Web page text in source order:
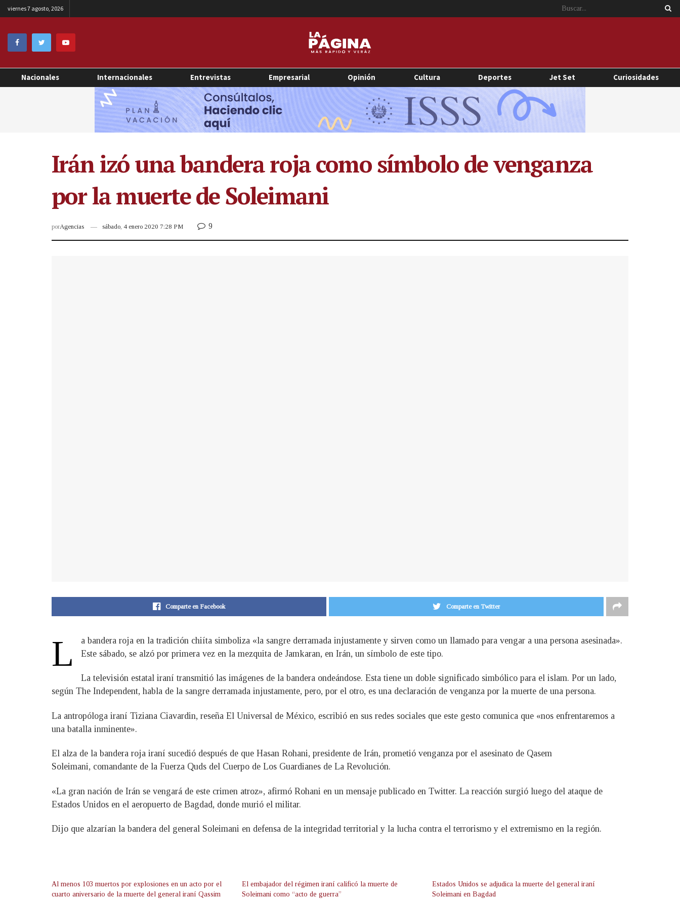
viernes 7 agosto, 2026
Nacionales Internacionales Entrevistas Empresarial Opinión Cultura Deportes Jet Set Curiosidades
Irán izó una bandera roja como símbolo de venganza
por la muerte de Soleimani
porAgencias sábado, 4 enero 2020 7:28 PM 9
Comparte en Facebook Comparte en Twitter
L
a bandera roja en la tradición chiíta simboliza «la sangre derramada injustamente y sirven como un llamado para vengar a una persona asesinada».
Este sábado, se alzó por primera vez en la mezquita de Jamkaran, en Irán, un símbolo de este tipo.
La televisión estatal iraní transmitió las imágenes de la bandera ondeándose. Esta tiene un doble significado simbólico para el islam. Por un lado,
según The Independent, habla de la sangre derramada injustamente, pero, por el otro, es una declaración de venganza por la muerte de una persona.
La antropóloga iraní Tiziana Ciavardin, reseña El Universal de México, escribió en sus redes sociales que este gesto comunica que «nos enfrentaremos a
una batalla inminente».
El alza de la bandera roja iraní sucedió después de que Hasan Rohani, presidente de Irán, prometió venganza por el asesinato de Qasem
Soleimani, comandante de la Fuerza Quds del Cuerpo de Los Guardianes de La Revolución.
«La gran nación de Irán se vengará de este crimen atroz», afirmó Rohani en un mensaje publicado en Twitter. La reacción surgió luego del ataque de
Estados Unidos en el aeropuerto de Bagdad, donde murió el militar.
Dijo que alzarían la bandera del general Soleimani en defensa de la integridad territorial y la lucha contra el terrorismo y el extremismo en la región.
Al menos 103 muertos por explosiones en un acto por el
cuarto aniversario de la muerte del general iraní Qassim
El embajador del régimen iraní calificó la muerte de
Soleimani como “acto de guerra”
Estados Unidos se adjudica la muerte del general iraní
Soleimani en Bagdad